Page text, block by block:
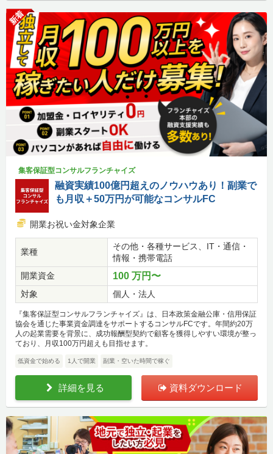
新着
集客保証型コンサルフランチャイズ
融資実績100億円超えのノウハウあり！副業で
も月収＋50万円が可能なコンサルFC
開業お祝い金対象企業
業種
その他・各種サービス、IT・通信・
情報・携帯電話
開業資金
100 万円〜
対象 個人・法人
『集客保証型コンサルフランチャイズ』は、日本政策金融公庫・信用保証
協会を通じた事業資金調達をサポートするコンサルFCです。年間約20万
人の起業需要を背景に、成功報酬型契約で顧客を獲得しやすい環境が整っ
ており、月収100万円超えも目指せます。
低資金で始める 1人で開業 副業・空いた時間で稼ぐ
詳細を見る 資料ダウンロード